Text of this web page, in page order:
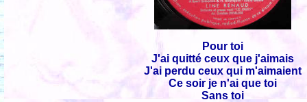
Pour toi
J'ai quitté ceux que j'aimais
J'ai perdu ceux qui m'aimaient
Ce soir je n'ai que toi
Sans toi